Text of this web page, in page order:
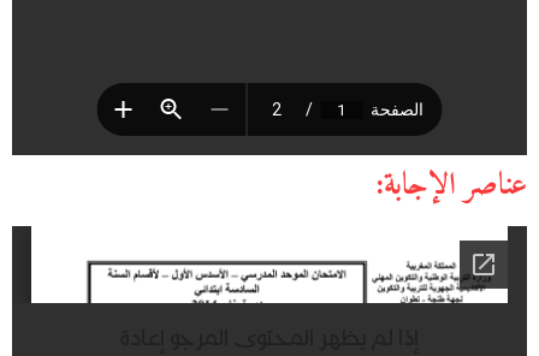
عناصر الإجابة: